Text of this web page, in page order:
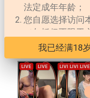
法定成年年龄；
您自愿选择访问
（包括但不限
责；
您所在地区法律
本网站对未成年
果不承担任何责
我已经满18岁